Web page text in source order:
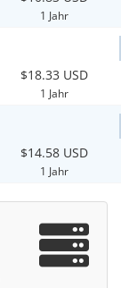
1 Jahr
$18.33 USD
1 Jahr
$14.58 USD
1 Jahr